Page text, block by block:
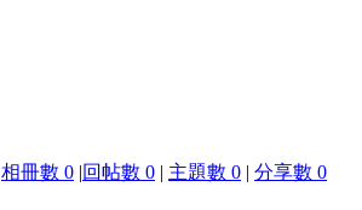
相冊數 0 |回帖數 0 | 主題數 0 | 分享數 0